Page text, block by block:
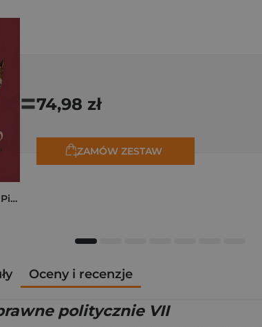
Kryminalne dzieje Piastów. Mroczna historia dynastii
=74,98 zł
ZAMÓW ZESTAW
Oceny i recenzje
politycznie VII